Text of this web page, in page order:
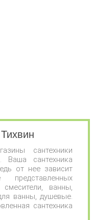
сантехники
Ваша сантехника
от нее зависит
ванны,
ванны, душевые.
сантехника